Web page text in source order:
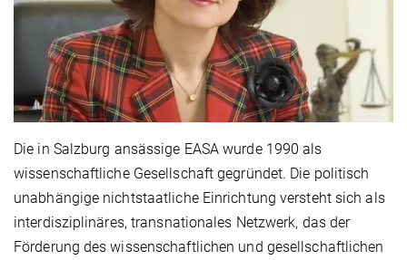
Die in Salzburg ansässige EASA wurde 1990 als
wissenschaftliche Gesellschaft gegründet. Die politisch
unabhängige nichtstaatliche Einrichtung versteht sich als
interdisziplinäres, transnationales Netzwerk, das der
Förderung des wissenschaftlichen und gesellschaftlichen